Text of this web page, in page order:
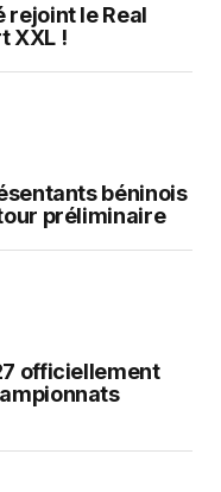
rejoint le Real
XXL !
béninois
préliminaire
officiellement